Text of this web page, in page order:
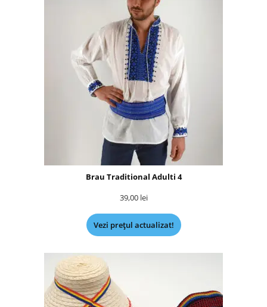
Brau Traditional Adulti 4
39,00 lei
Vezi prețul actualizat!